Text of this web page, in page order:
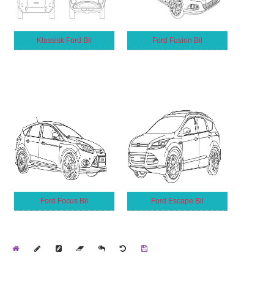
Klassisk Ford Bil Ford Fusion Bil
Ford Focus Bil Ford Escape Bil